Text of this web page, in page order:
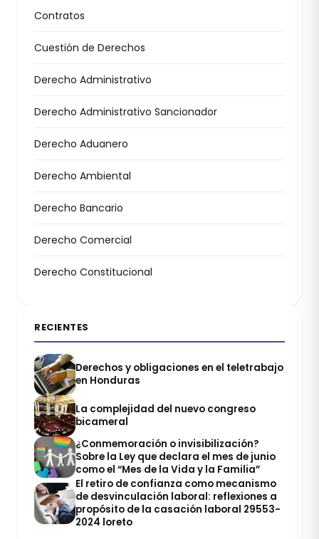
Contratos
Cuestión de Derechos
Derecho Administrativo
Derecho Administrativo Sancionador
Derecho Aduanero
Derecho Ambiental
Derecho Bancario
Derecho Comercial
Derecho Constitucional
RECIENTES
Derechos y obligaciones en el teletrabajo
en Honduras
La complejidad del nuevo congreso
bicameral
¿Conmemoración o invisibilización?
Sobre la Ley que declara el mes de junio
como el “Mes de la Vida y la Familia”
El retiro de confianza como mecanismo
de desvinculación laboral: reflexiones a
propósito de la casación laboral 29553-
2024 loreto